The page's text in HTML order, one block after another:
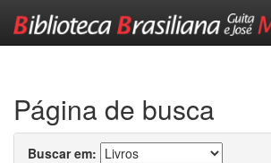
Página de busca
Buscar em: